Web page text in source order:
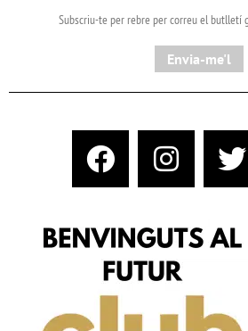
Subscriu-te per rebre per correu el butlletí
Envia-me'l